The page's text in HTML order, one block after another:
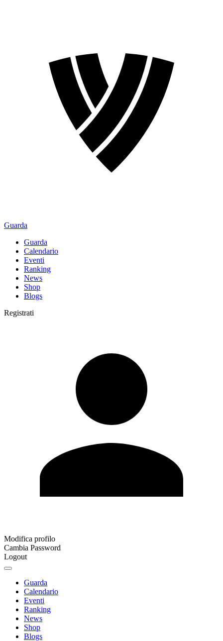
Guarda
Guarda
Calendario
Eventi
Ranking
News
Shop
Blogs
Registrati
Modifica profilo
Cambia Password
Logout
Guarda
Calendario
Eventi
Ranking
News
Shop
Blogs